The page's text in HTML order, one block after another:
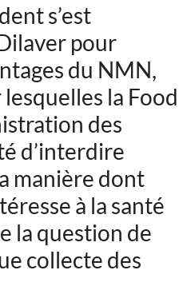
s’est
pour
du NMN,
la Food
des
d’interdire
manière dont
à la santé
la question de
collecte des